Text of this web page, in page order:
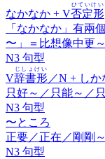
なかなか + V否定形
ひていけい
「なかなか」有
〜」＝比想像中更
N3 句型
V辞書形
じしょけい
／N + しか
只好～／只能～／
N3 句型
〜ところ
正要／正在／剛剛～
N3 句型